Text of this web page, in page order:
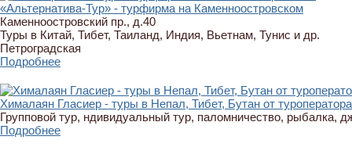
«Альтернатива-Тур» - турфирма на Каменноостровском
Каменноостровский пр., д.40
Туры в Китай, Тибет, Таиланд, Индия, Вьетнам, Тунис и др.
Петроградская
Подробнее
Хималаян Гласиер - туры в Непал, Тибет, Бутан от туроператора
Групповой тур, ндивидуальный тур, паломничество, рыбалка,
Подробнее